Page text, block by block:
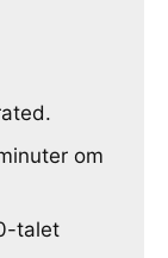
om
talet